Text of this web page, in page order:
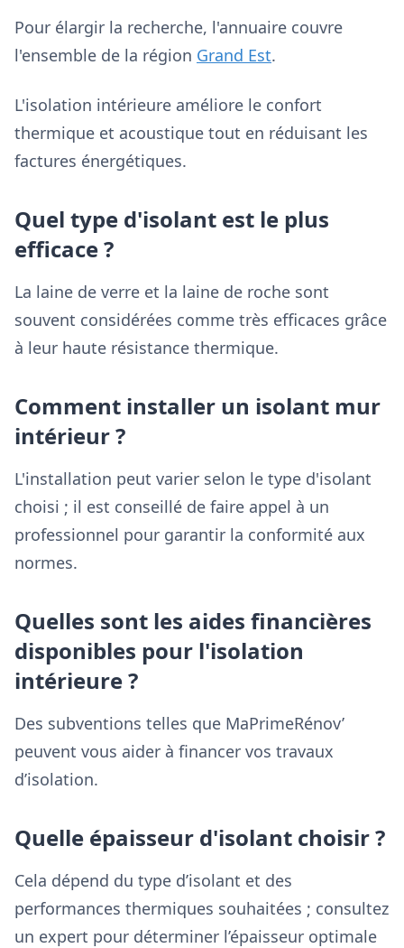
Pour élargir la recherche, l'annuaire couvre
l'ensemble de la région Grand Est.
L'isolation intérieure améliore le confort
thermique et acoustique tout en réduisant les
factures énergétiques.
Quel type d'isolant est le plus
efficace ?
La laine de verre et la laine de roche sont
souvent considérées comme très efficaces grâce
à leur haute résistance thermique.
Comment installer un isolant mur
intérieur ?
L'installation peut varier selon le type d'isolant
choisi ; il est conseillé de faire appel à un
professionnel pour garantir la conformité aux
normes.
Quelles sont les aides financières
disponibles pour l'isolation
intérieure ?
Des subventions telles que MaPrimeRénov’
peuvent vous aider à financer vos travaux
d’isolation.
Quelle épaisseur d'isolant choisir ?
Cela dépend du type d’isolant et des
performances thermiques souhaitées ; consultez
un expert pour déterminer l’épaisseur optimale